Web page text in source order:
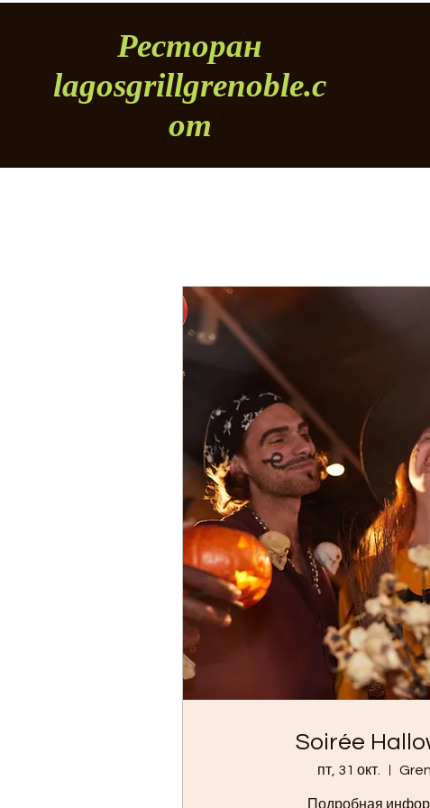
Ресторан
lagosgrillgrenoble.c
om
Soirée
пт, 31 окт.
Подробная